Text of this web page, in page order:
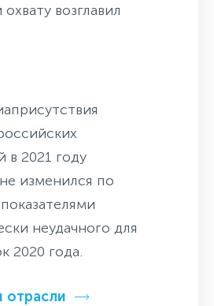
возглавил
в 2021 году
изменился по
неудачного для
2020 года.
отрасли